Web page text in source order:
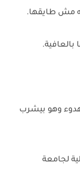
مش طايقها.
وهو بيشرب
لجامعة